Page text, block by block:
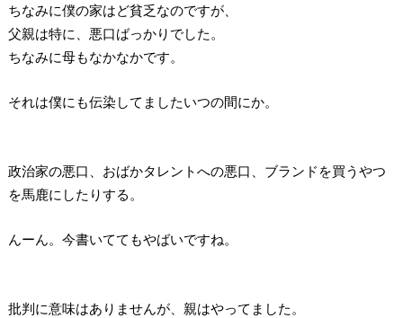
ちなみに僕の家はど貧乏なのですが、
父親は特に、悪口ばっかりでした。
ちなみに母もなかなかです。
それは僕にも伝染してましたいつの間にか。
政治家の悪口、おばかタレントへの悪口、ブランドを買うやつ
を馬鹿にしたりする。
んーん。今書いててもやばいですね。
批判に意味はありませんが、親はやってました。